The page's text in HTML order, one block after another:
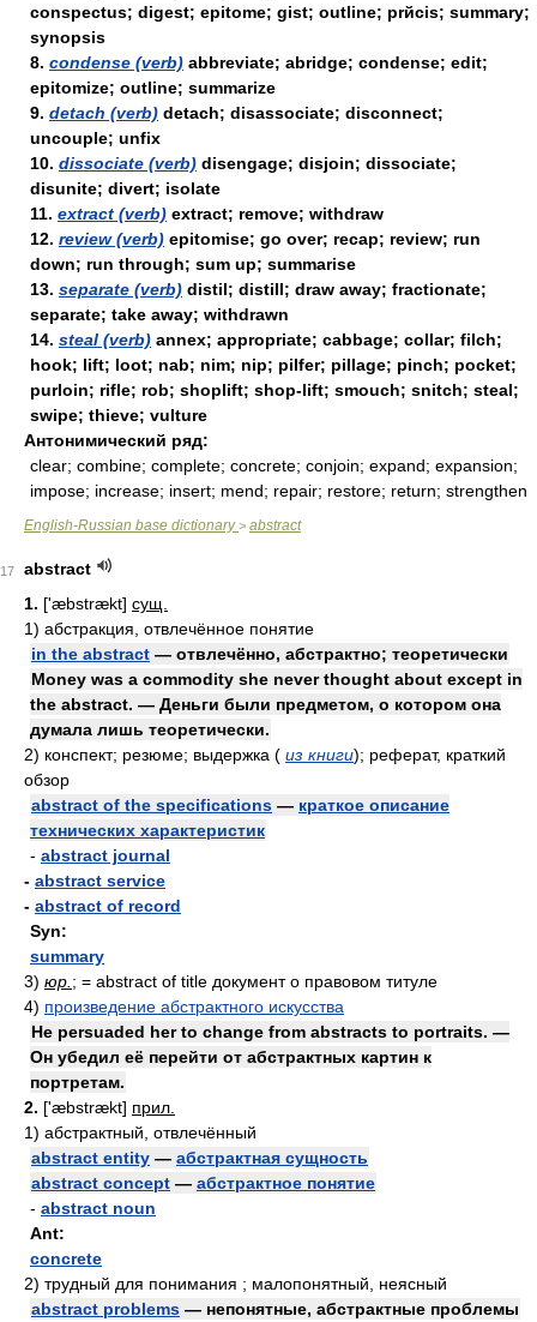
conspectus; digest; epitome; gist; outline; prйcis; summary;
synopsis
8. condense (verb) abbreviate; abridge; condense; edit;
epitomize; outline; summarize
9. detach (verb) detach; disassociate; disconnect;
uncouple; unfix
10. dissociate (verb) disengage; disjoin; dissociate;
disunite; divert; isolate
11. extract (verb) extract; remove; withdraw
12. review (verb) epitomise; go over; recap; review; run
down; run through; sum up; summarise
13. separate (verb) distil; distill; draw away; fractionate;
separate; take away; withdrawn
14. steal (verb) annex; appropriate; cabbage; collar; filch;
hook; lift; loot; nab; nim; nip; pilfer; pillage; pinch; pocket;
purloin; rifle; rob; shoplift; shop-lift; smouch; snitch; steal;
swipe; thieve; vulture
Антонимический ряд:
clear; combine; complete; concrete; conjoin; expand; expansion;
impose; increase; insert; mend; repair; restore; return; strengthen
English-Russian base dictionary> abstract
17
abstract
1. ['æbstrækt] сущ.
1) абстракция, отвлечённое понятие
in the abstract — отвлечённо, абстрактно; теоретически
Money was a commodity she never thought about except in
the abstract. — Деньги были предметом, о котором она
думала лишь теоретически.
2) конспект; резюме; выдержка ( из книги); реферат, краткий
обзор
abstract of the specifications — краткое описание
технических характеристик
- abstract journal
- abstract service
- abstract of record
Syn:
summary
3) юр. ; = abstract of title документ о правовом титуле
4) произведение абстрактного искусства
He persuaded her to change from abstracts to portraits. —
Он убедил её перейти от абстрактных картин к
портретам.
2. ['æbstrækt] прил.
1) абстрактный, отвлечённый
abstract entity — абстрактная сущность
abstract concept — абстрактное понятие
- abstract noun
Ant:
concrete
2) трудный для понимания ; малопонятный, неясный
abstract problems — непонятные, абстрактные проблемы